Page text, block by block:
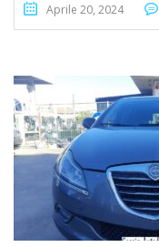
Aprile 20, 2024